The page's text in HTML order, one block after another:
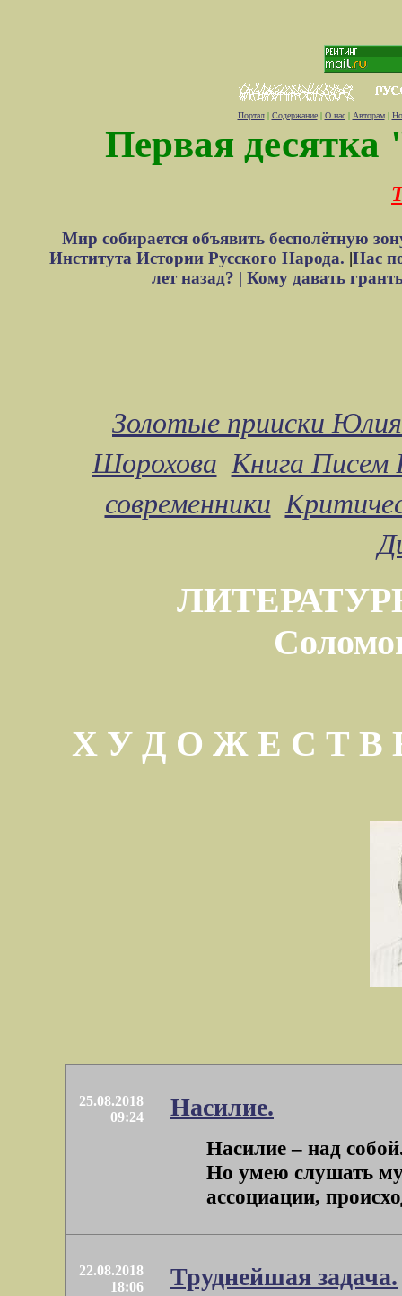
Портал| Содержание| О нас| Авторам|
Первая десятка
Мир собирается объявить бесполётную
Института Истории Русского Народа. |Нас
лет назад? | Кому давать
Золотые прииски
Шорохова Книга Писем
современники
Х У Д О Ж Е С Т
25.08.2018
09:24
Насилие.
Насилие – над
Но умею слушать
ассоциации,
22.08.2018
18:06
Труднейшая задача.